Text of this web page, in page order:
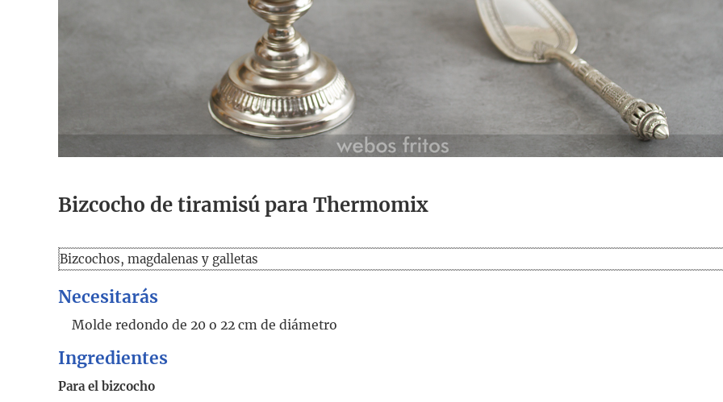
Bizcocho de tiramisú para Thermomix
Bizcochos, magdalenas y galletas
Necesitarás
Molde redondo de 20 o 22 cm de diámetro
Ingredientes
Para el bizcocho